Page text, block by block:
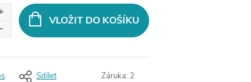
VLOŽIT DO KOŠÍKU
Sdílet Záruka: 2